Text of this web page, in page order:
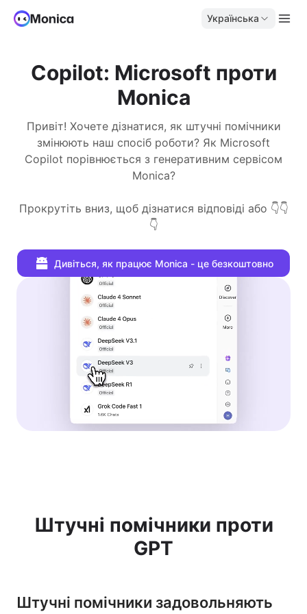
Українська
Copilot: Microsoft проти
Monica
Привіт! Хочете дізнатися, як штучні помічники
змінюють наш спосіб роботи? Як Microsoft
Copilot порівнюється з генеративним сервісом
Monica?
Прокрутіть вниз, щоб дізнатися відповіді або 👇👇
👇
Дивіться, як працює Monica - це безкоштовно
Штучні помічники проти
GPT
Штучні помічники задовольняють